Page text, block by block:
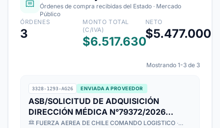
Órdenes de compra recibidas del Estado · Mercado
Público
ÓRDENES
3
MONTO TOTAL
(C/IVA)
$6.517.630
NETO
$5.477.000
Mostrando 1-3 de 3
3328-1293-AG26 ENVIADA A PROVEEDOR
ASB/SOLICITUD DE ADQUISICIÓN
DIRECCIÓN MÉDICA N°79372/2026
ADQUISICIÓN DE CARNET DE
FUERZA AEREA DE CHILE COMANDO LOGISTICO ·